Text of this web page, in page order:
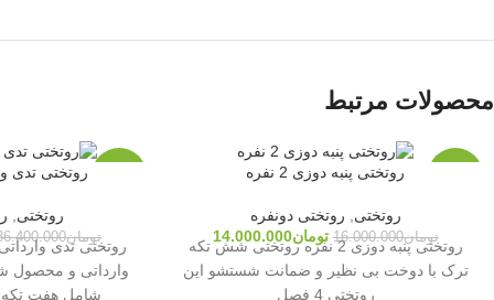
محصولات مرتبط
روتختی پنبه دوزی 2 نفره
روتختی روتختی دونفره
تومان16.000.000 تومان14.000.000
روتختی پنبه دوزی 2 نفره روتختی شش تکه
ترک با دوخت بی نظیر و ضمانت شستشو این
روتختی 4 فصل
روتختی تدی
روتختی
تومان
وارداتی و محصول
شامل هفت تکه